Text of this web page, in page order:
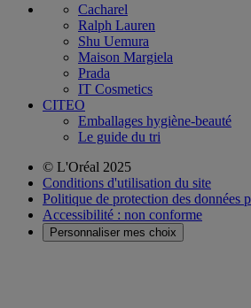
Cacharel
Ralph Lauren
Shu Uemura
Maison Margiela
Prada
IT Cosmetics
CITEO
Emballages hygiène-beauté
Le guide du tri
© L'Oréal 2025
Conditions d'utilisation du site
Politique de protection des données
Accessibilité : non conforme
Personnaliser mes choix